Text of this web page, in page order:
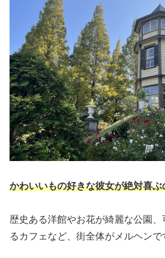
かわいいもの好きな彼女が絶対喜ぶ
歴史ある洋館やお花が綺麗な公園
るカフェなど、街全体がメルヘンで